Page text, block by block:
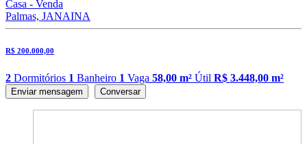
Casa - Venda
Palmas, JANAINA
R$ 200.000,00
2 Dormitórios 1 Banheiro 1 Vaga 58,00 m² Útil R$ 3.448,00 m²
Enviar mensagem Conversar